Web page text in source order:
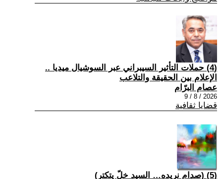
(4) حملات التأثير السيبراني عبر السوشيال ميديا ..
الإعلام بين الحقيقة والتلاعب
عصام البرّام
2026 / 8 / 9
قضايا ثقافية
(5) (صدام نريده… السيد خلّ يتكتر)